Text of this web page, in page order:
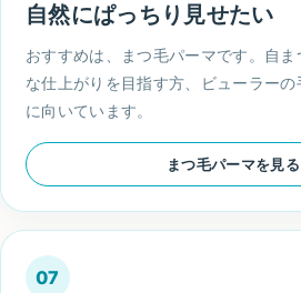
自然にぱっちり見せたい
おすすめは、まつ毛パーマです。自
な仕上がりを目指す方、ビューラー
に向いています。
まつ毛パーマを見る
07